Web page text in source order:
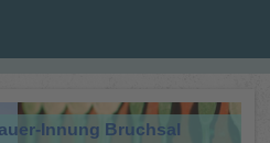
Innung Bruchsal